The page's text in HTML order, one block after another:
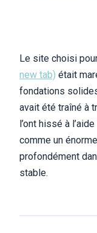
Le site choisi
new tab) était
fondations
avait été traîné à
l’ont hissé à
comme un
profondément
stable.